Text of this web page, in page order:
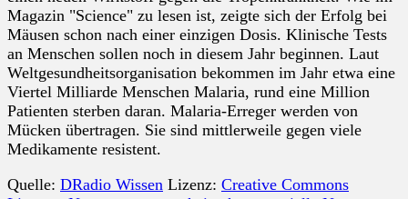
Magazin "Science" zu lesen ist, zeigte sich der Erfolg bei
Mäusen schon nach einer einzigen Dosis. Klinische Tests
an Menschen sollen noch in diesem Jahr beginnen. Laut
Weltgesundheitsorganisation bekommen im Jahr etwa eine
Viertel Milliarde Menschen Malaria, rund eine Million
Patienten sterben daran. Malaria-Erreger werden von
Mücken übertragen. Sie sind mittlerweile gegen viele
Medikamente resistent.
Quelle: DRadio Wissen Lizenz: Creative Commons